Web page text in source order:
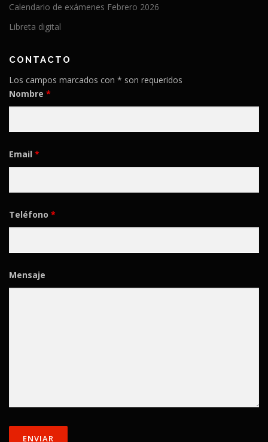
Calendario de exámenes Febrero 2026
Libreta digital
CONTACTO
Los campos marcados con * son requeridos
Nombre *
Email *
Teléfono *
Mensaje